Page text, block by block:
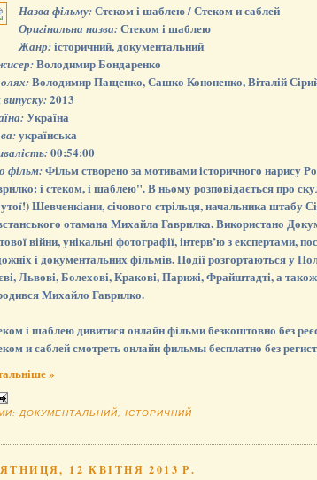
Назва фільму:Стеком і шаблею / Стеком и саблей
Оригінальна назва:Стеком і шаблею
Жанр:історичний, документальний
Володимир Бондаренко
Володимир Пащенко, Сашко Кононенко, Віталій
випуску:2013
Україна
українська
00:54:00
фільм:Фільм створено за мотивами історичного нарису
і стеком, і шаблею". В ньому розповідається про
Шевченкіани, січового стрільця, начальника штабу
отамана Михайла Гаврилка. Використано
війни, унікальні фотографії, інтерв’ю з експертами,
і документальних фільмів. Події розгортаються у
Львові, Болехові, Кракові, Парижі, Фрайштадті, а
Михайло Гаврилко.
і шаблею дивитися онлайн фільми безкоштовно без
и саблей смотреть онлайн фильмы бесплатно без
»
ДОКУМЕНТАЛЬНИЙ ,ІСТОРИЧНИЙ
12 КВІТНЯ 2013 Р.